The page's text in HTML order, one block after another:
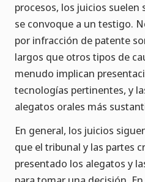
procesos, los juicios suelen
se convoque a un testigo.
por infracción de patente
largos que otros tipos de
menudo implican
tecnologías pertinentes, y
alegatos orales más
En general, los juicios
que el tribunal y las partes
presentado los alegatos y